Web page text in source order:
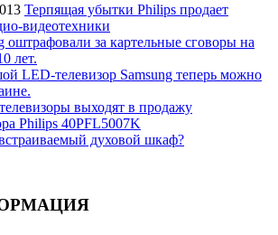
Терпящая убытки Philips продает
видеотехники
оштрафовали за картельные сговоры на
лет.
LED-телевизор Samsung теперь можно
выходят в продажу
Philips 40PFL5007K
духовой шкаф?